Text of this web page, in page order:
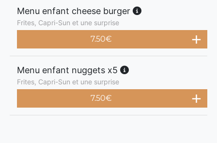
Menu enfant cheese burger
Frites, Capri-Sun et une surprise
7.50€
Menu enfant nuggets x5
Frites, Capri-Sun et une surprise
7.50€